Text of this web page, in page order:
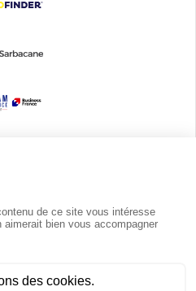
MEDIA, The Innovation Media